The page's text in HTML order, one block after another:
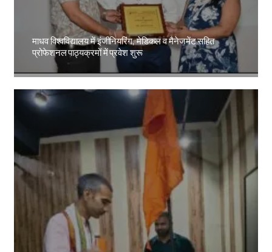
माधव विश्वविद्यालय में इंजीनियरिंग, मेडिकल व मैनेजमेंट सहित
प्रोफेशनल पाठ्यक्रमों में प्रवेश शुरू
Amit Lekh